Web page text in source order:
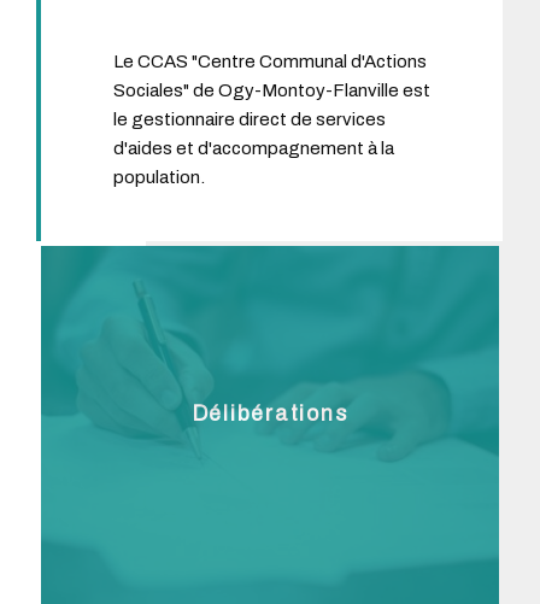
Le CCAS "Centre Communal d'Actions
Sociales" de Ogy-Montoy-Flanville est
le gestionnaire direct de services
d'aides et d'accompagnement à la
population.
Délibérations